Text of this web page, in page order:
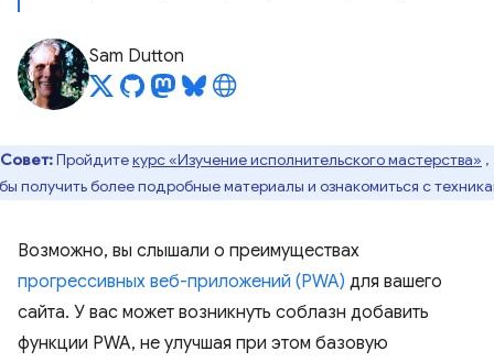
Sam Dutton
Совет:Пройдитекурс «Изучение исполнительского мастерства» ,
получить более подробные материалы и ознакомиться с
Возможно, вы слышали о преимуществах
прогрессивных веб-приложений (PWA) для вашего
сайта. У вас может возникнуть соблазн добавить
функции PWA, не улучшая при этом базовую